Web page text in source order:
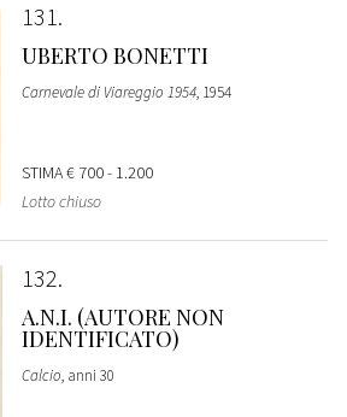
131
UBERTO BONETTI
Carnevale di Viareggio 1954, 1954
STIMA€ 700 - 1.200
Lotto chiuso
132
A.N.I. (AUTORE NON
IDENTIFICATO)
Calcio, anni 30